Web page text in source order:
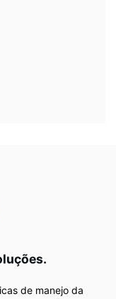
de manejo da